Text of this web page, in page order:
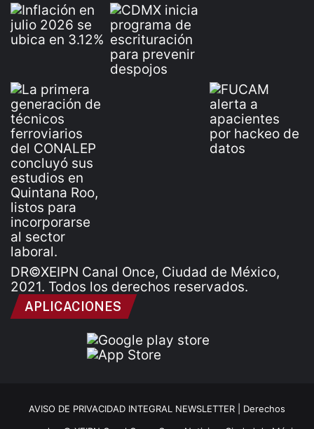
DR©XEIPN Canal Once, Ciudad de México,
2021. Todos los derechos reservados.
APLICACIONES
AVISO DE PRIVACIDAD INTEGRAL NEWSLETTER | Derechos